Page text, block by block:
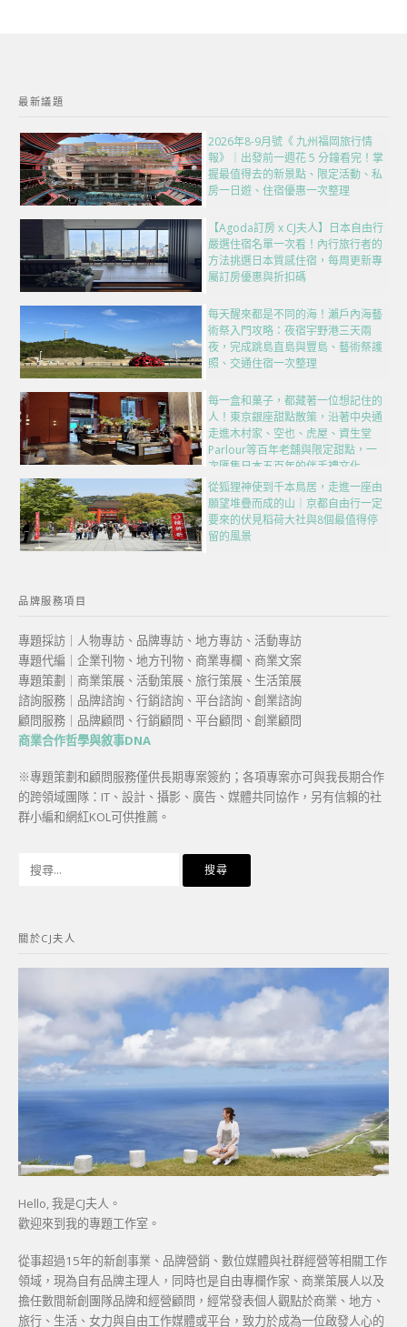
最新議題
2026年8-9月號《 九州福岡旅行情
報》｜出發前一週花 5 分鐘看完！掌
握最值得去的新景點、限定活動、私
房一日遊、住宿優惠一次整理
【Agoda訂房 x CJ夫人】日本自由行
嚴選住宿名單一次看！內行旅行者的
方法挑選日本質感住宿，每周更新專
屬訂房優惠與折扣碼
每天醒來都是不同的海！瀨戶內海藝
術祭入門攻略：夜宿宇野港三天兩
夜，完成跳島直島與豐島、藝術祭護
照、交通住宿一次整理
每一盒和菓子，都藏著一位想記住的
人！東京銀座甜點散策，沿著中央通
走進木村家、空也、虎屋、資生堂
Parlour等百年老舖與限定甜點，一
次匯集日本五百年的伴手禮文化
從狐狸神使到千本鳥居，走進一座由
願望堆疊而成的山｜京都自由行一定
要來的伏見稻荷大社與8個最值得停
留的風景
品牌服務項目
專題採訪｜人物專訪、品牌專訪、地方專訪、活動專訪
專題代編｜企業刊物、地方刊物、商業專欄、商業文案
專題策劃｜商業策展、活動策展、旅行策展、生活策展
諮詢服務｜品牌諮詢、行銷諮詢、平台諮詢、創業諮詢
顧問服務｜品牌顧問、行銷顧問、平台顧問、創業顧問
商業合作哲學與敘事DNA
※專題策劃和顧問服務僅供長期專案簽約；各項專案亦可與我長期合作
的跨領域團隊：IT、設計、攝影、廣告、媒體共同協作，另有信賴的社
群小編和網紅KOL可供推薦。
字:
關於CJ夫人
Hello, 我是CJ夫人。
歡迎來到我的專題工作室。
從事超過15年的新創事業、品牌營銷、數位媒體與社群經營等相關工作
領域，現為自有品牌主理人，同時也是自由專欄作家、商業策展人以及
擔任數間新創團隊品牌和經營顧問，經常發表個人觀點於商業、地方、
旅行、生活、女力與自由工作媒體或平台，致力於成為一位啟發人心的